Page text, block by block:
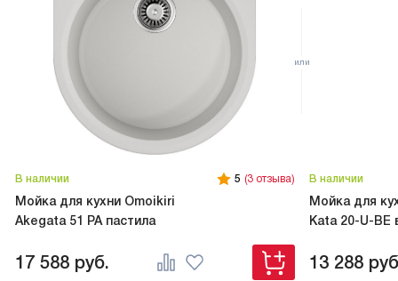
В наличии 5 (3 отзыва)
Мойка для кухни Omoikiri
Akegata 51 PA пастила
17 588 руб.
В наличии
Мойка для
Kata 20-U-BE
13 288